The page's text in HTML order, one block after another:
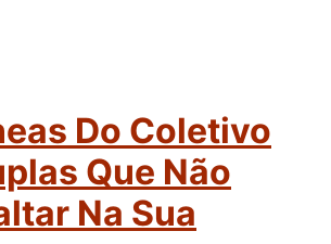
Do Coletivo
Que Não
Na Sua